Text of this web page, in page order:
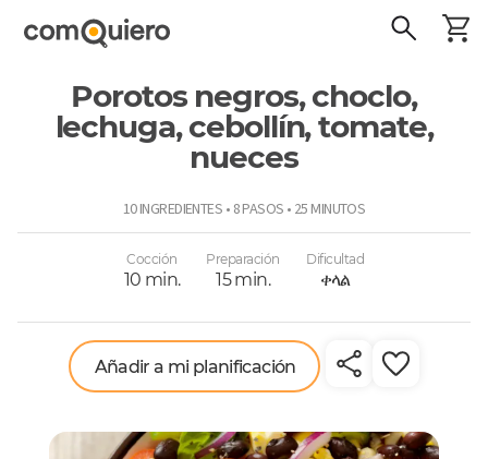
Porotos negros, choclo,
lechuga, cebollín, tomate,
nueces
10 INGREDIENTES • 8 PASOS • 25 MINUTOS
Cocción
10 min.
Preparación
15 min.
Dificultad
ቀላል
Añadir a mi planificación